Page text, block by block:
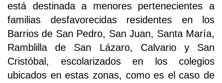
está destinada a menores pertenecientes a
familias desfavorecidas residentes en los
Barrios de San Pedro, San Juan, Santa María,
Ramblilla de San Lázaro, Calvario y San
Cristóbal, escolarizados en los colegios
ubicados en estas zonas, como es el caso de